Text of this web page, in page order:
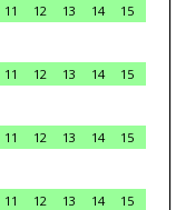
11 12 13 14
15
11 12 13 14
15
11 12 13 14
15
11 12 13 14
15